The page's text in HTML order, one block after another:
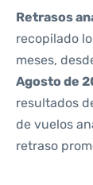
Retrasos
recopilado
meses,
Agosto de
resultados
de vuelos
retraso